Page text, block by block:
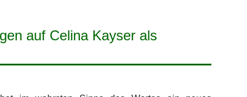
auf Celina Kayser als